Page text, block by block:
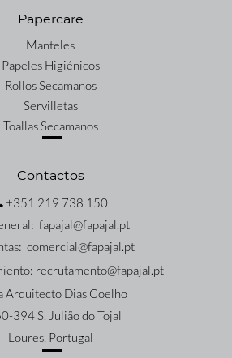
Papercare
Manteles
Papeles Higiénicos
Rollos Secamanos
Servilletas
Toallas Secamanos
Contactos
+351 219 738 150
fapajal@fapajal.pt
comercial@fapajal.pt
recrutamento@fapajal.pt
Arquitecto Dias Coelho
394 S. Julião do Tojal
Loures, Portugal